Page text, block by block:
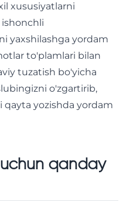
xususiyatlarni
yaxshilashga yordam
to'plamlari bilan
tuzatish bo'yicha
o'zgartirib,
yozishda yordam
qanday